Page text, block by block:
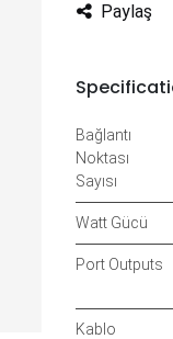
Paylaş
Bağlantı
Noktası
Sayısı
Watt Gücü
Port Outputs
Kablo